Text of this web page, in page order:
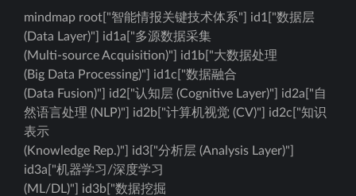
mindmap root["智能情报关键技术体系"] id1["数据层
(Data Layer)"] id1a["多源数据采集
(Multi-source Acquisition)"] id1b["大数据处理
(Big Data Processing)"] id1c["数据融合
(Data Fusion)"] id2["认知层 (Cognitive Layer)"] id2a["自
然语言处理 (NLP)"] id2b["计算机视觉 (CV)"] id2c["知识
表示
(Knowledge Rep.)"] id3["分析层 (Analysis Layer)"]
id3a["机器学习/深度学习
(ML/DL)"] id3b["数据挖掘